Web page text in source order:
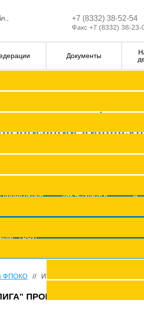
+7 (8332) 38-52-54
Факс +7 (8332) 38-23-
Документы
профсоюзов
Как вступить в
"ТВОЙ
ФПОКО // ИГРЫ ТУРНИРА "ПРОФЛИГА"
ПРОШЛИ С УСПЕХОМ